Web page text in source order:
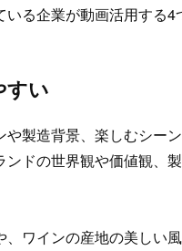
る企業が動画活用する4
すい
製造背景、楽しむシー
ドの世界観や価値観、
ワインの産地の美しい